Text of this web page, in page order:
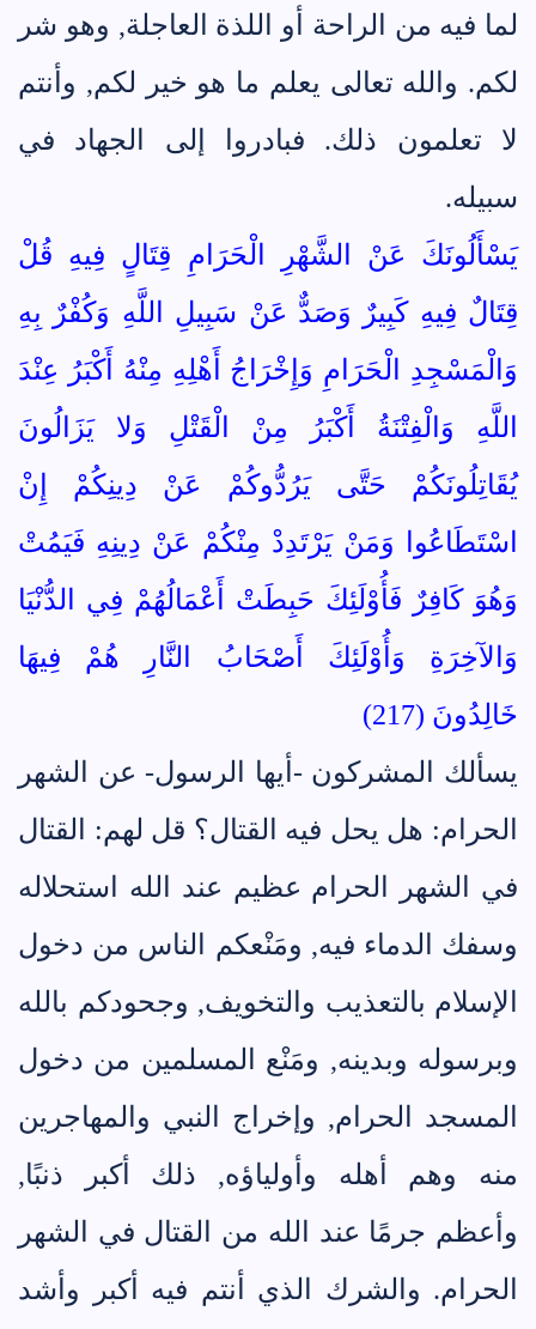
لما فيه من الراحة أو اللذة العاجلة, وهو شر
لكم. والله تعالى يعلم ما هو خير لكم, وأنتم
لا تعلمون ذلك. فبادروا إلى الجهاد في
سبيله.
يَسْأَلُونَكَ عَنْ الشَّهْرِ الْحَرَامِ قِتَالٍ فِيهِ قُلْ
قِتَالٌ فِيهِ كَبِيرٌ وَصَدٌّ عَنْ سَبِيلِ اللَّهِ وَكُفْرٌ بِهِ
وَالْمَسْجِدِ الْحَرَامِ وَإِخْرَاجُ أَهْلِهِ مِنْهُ أَكْبَرُ عِنْدَ
اللَّهِ وَالْفِتْنَةُ أَكْبَرُ مِنْ الْقَتْلِ وَلا يَزَالُونَ
يُقَاتِلُونَكُمْ حَتَّى يَرُدُّوكُمْ عَنْ دِينِكُمْ إِنْ
اسْتَطَاعُوا وَمَنْ يَرْتَدِدْ مِنْكُمْ عَنْ دِينِهِ فَيَمُتْ
وَهُوَ كَافِرٌ فَأُوْلَئِكَ حَبِطَتْ أَعْمَالُهُمْ فِي الدُّنْيَا
وَالآخِرَةِ وَأُوْلَئِكَ أَصْحَابُ النَّارِ هُمْ فِيهَا
خَالِدُونَ (217)
يسألك المشركون -أيها الرسول- عن الشهر
الحرام: هل يحل فيه القتال؟ قل لهم: القتال
في الشهر الحرام عظيم عند الله استحلاله
وسفك الدماء فيه, ومَنْعكم الناس من دخول
الإسلام بالتعذيب والتخويف, وجحودكم بالله
وبرسوله وبدينه, ومَنْع المسلمين من دخول
المسجد الحرام, وإخراج النبي والمهاجرين
منه وهم أهله وأولياؤه, ذلك أكبر ذنبًا,
وأعظم جرمًا عند الله من القتال في الشهر
الحرام. والشرك الذي أنتم فيه أكبر وأشد